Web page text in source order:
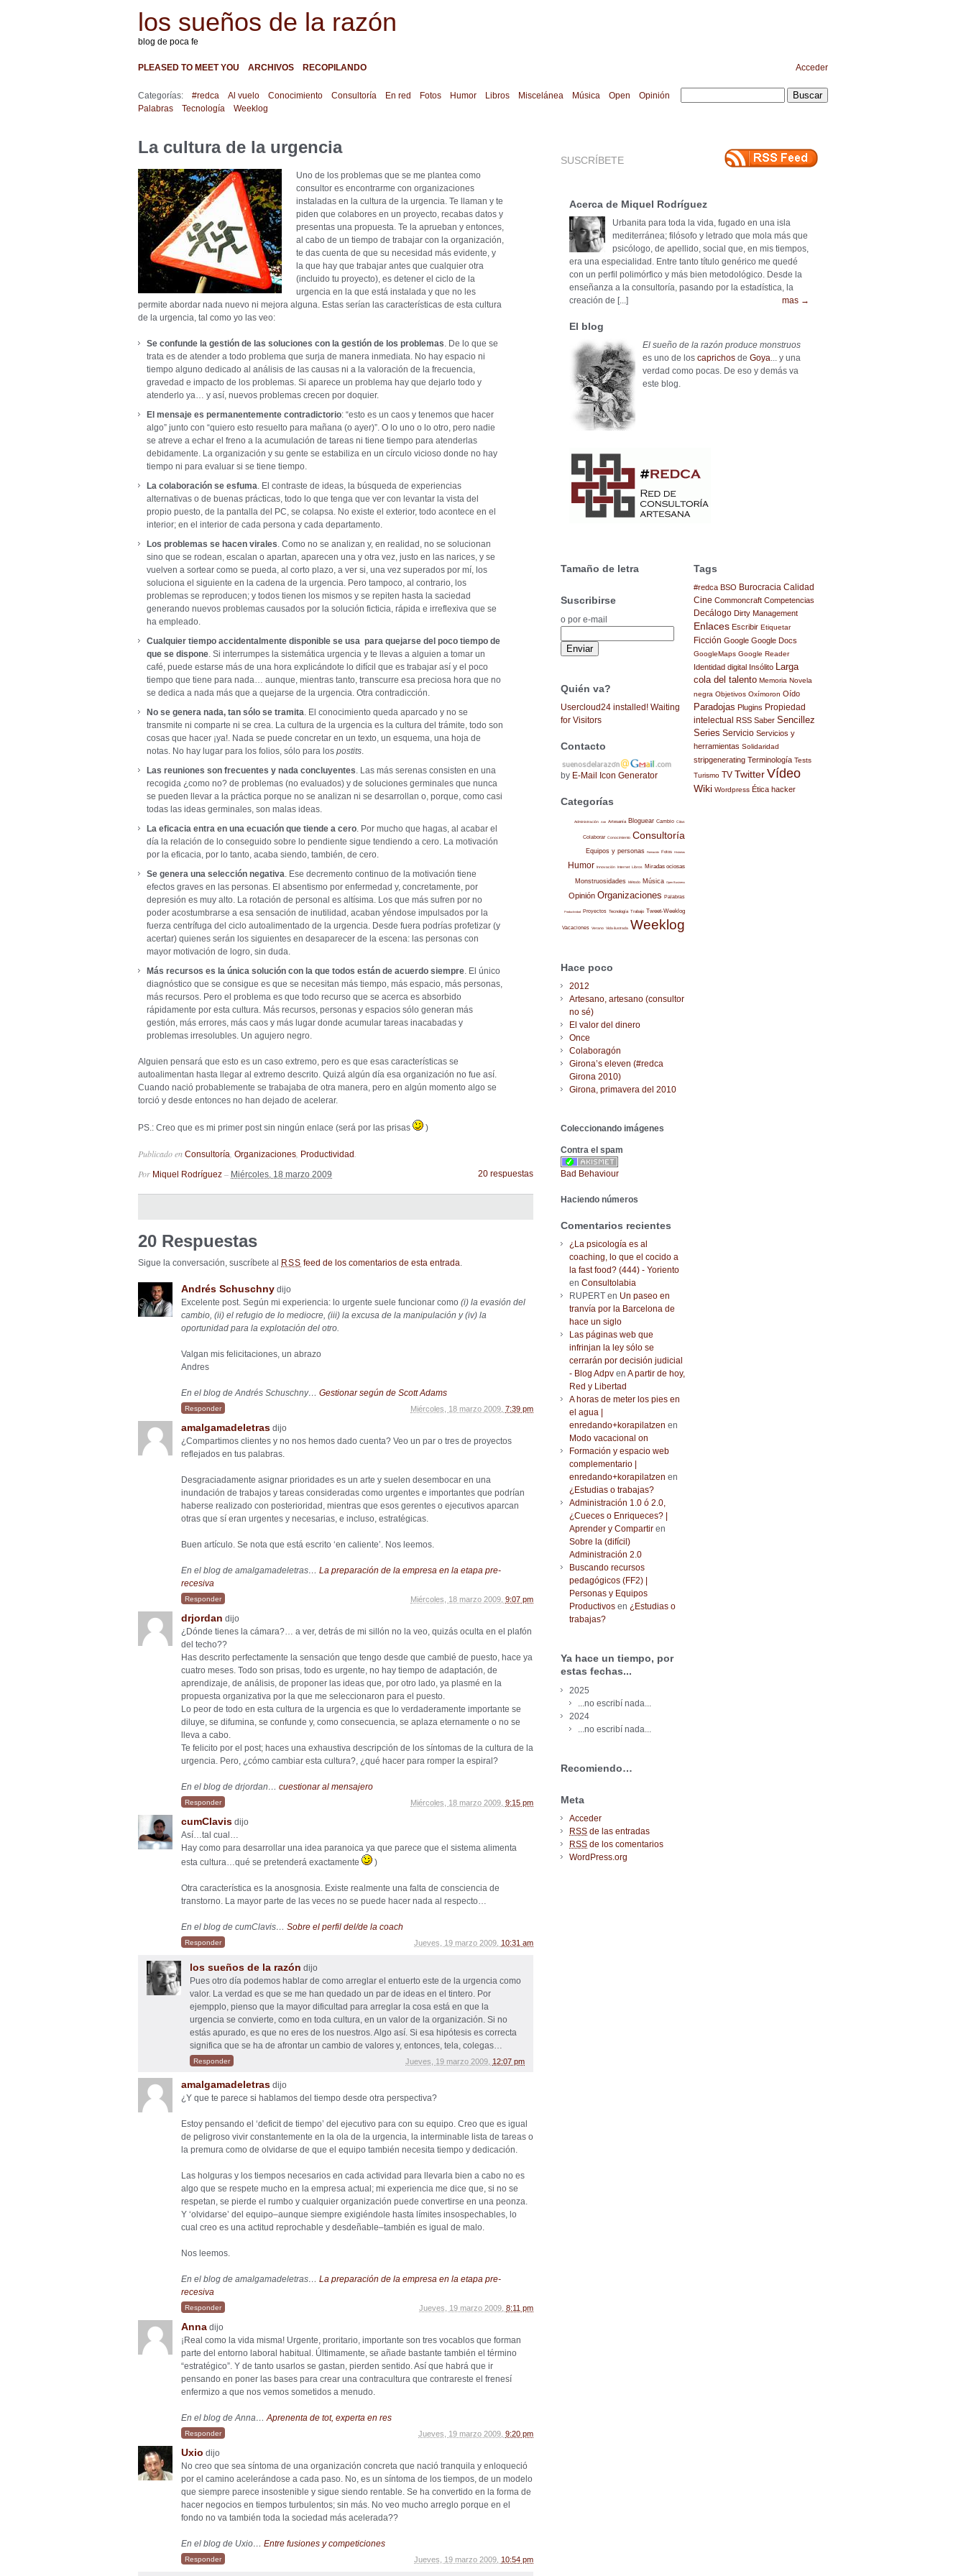
los sueños de la razón
blog de poca fe
PLEASED TO MEET YOU ARCHIVOS RECOPILANDO Acceder
Categorías: #redca Al vuelo Conocimiento Consultoría En red Fotos Humor Libros Miscelánea Música Open
Opinión
Palabras
Tecnología Weeklog
La cultura de la urgencia
Uno de los problemas que se me plantea como
consultor es encontrarme con organizaciones
instaladas en la cultura de la urgencia. Te llaman y te
piden que colabores en un proyecto, recabas datos y
presentas una propuesta. Te la aprueban y entonces,
al cabo de un tiempo de trabajar con la organización,
te das cuenta de que su necesidad más evidente, y
la que hay que trabajar antes que cualquier otra
(incluido tu proyecto), es detener el ciclo de la
urgencia en la que está instalada y que no les
permite abordar nada nuevo ni mejora alguna. Estas serían las características de esta cultura
de la urgencia, tal como yo las veo:
Se confunde la gestión de las soluciones con la gestión de los problemas. De lo que se
trata es de atender a todo problema que surja de manera inmediata. No hay espacio ni
tiempo alguno dedicado al análisis de las causas ni a la valoración de la frecuencia,
gravedad e impacto de los problemas. Si aparece un problema hay que dejarlo todo y
atenderlo ya… y así, nuevos problemas crecen por doquier.
El mensaje es permanentemente contradictorio: “esto es un caos y tenemos que hacer
algo” junto con “quiero esto resuelto para mañana (o ayer)”. O lo uno o lo otro, pero nadie
se atreve a echar el freno a la acumulación de tareas ni tiene tiempo para atenderlas
debidamente. La organización y su gente se estabiliza en un círculo vicioso donde no hay
tiempo ni para evaluar si se tiene tiempo.
La colaboración se esfuma. El contraste de ideas, la búsqueda de experiencias
alternativas o de buenas prácticas, todo lo que tenga que ver con levantar la vista del
propio puesto, de la pantalla del PC, se colapsa. No existe el exterior, todo acontece en el
interior; en el interior de cada persona y cada departamento.
Los problemas se hacen virales. Como no se analizan y, en realidad, no se solucionan
sino que se rodean, escalan o apartan, aparecen una y otra vez, justo en las narices, y se
vuelven a sortear como se pueda, al corto plazo, a ver si, una vez superados por mí, los
soluciona el siguiente en la cadena de la urgencia. Pero tampoco, al contrario, los
problemas se reproducen; y todos tienen los mismos y se repiten hasta la saciedad
generando nuevos problemas causados por la solución ficticia, rápida e irreflexiva que se
ha empleado.
Cualquier tiempo accidentalmente disponible se usa para quejarse del poco tiempo de
que se dispone. Si interrumpes la sistemática urgencia y te llevas a alguien a tomar un
café, puede estarse más de una hora explicándote lo difícil que es trabajar así y el poco
tiempo que tiene para nada… aunque, mientras tanto, transcurre esa preciosa hora que no
se dedica a nada más que a quejarse de la urgencia. Otra contradicción.
No se genera nada, tan sólo se tramita. El conocimiento queda aparcado y no se
transmite ni comparte ni se crea. La cultura de la urgencia es la cultura del trámite, todo son
cosas que hacer ¡ya!. Nada se puede concretar en un texto, un esquema, una hoja de
notas. No hay lugar para los folios, sólo para los postits.
Las reuniones son frecuentes y nada concluyentes. Las más serenas consisten en una
recogida ¿como no? de problemas (no evaluados) y de soluciones germinales que nunca
se pueden llevar a la práctica porque no se analizan ni se desarrollan o, porque, como casi
todas las ideas germinales, son malas ideas.
La eficacia entra en una ecuación que tiende a cero. Por mucho que hagas, al acabar el
día la relación de lo conseguido sobre lo pendiente sigue tendiendo a cero. La motivación
por la eficacia, por lo tanto, acaba siendo, también, de cero.
Se genera una selección negativa. Ese decremento continuo de la motivación tiene
efectos graves en las personas. El absentismo por enfermedad y, concretamente, por
depresión es muy alto. La rotación de personal es altísima. Los que más sufren por no
poder acostumbrarse a esa sensación de inutilidad, acaban yéndose impulsados por la
fuerza centrífuga del ciclo autoalimentado de la urgencia. Desde fuera podrías profetizar (y
acertar) quienes serán los siguientes en desaparecer de la escena: las personas con
mayor motivación de logro, sin duda.
Más recursos es la única solución con la que todos están de acuerdo siempre. El único
diagnóstico que se consigue es que se necesitan más tiempo, más espacio, más personas,
más recursos. Pero el problema es que todo recurso que se acerca es absorbido
rápidamente por esta cultura. Más recursos, personas y espacios sólo generan más
gestión, más errores, más caos y más lugar donde acumular tareas inacabadas y
problemas irresolubles. Un agujero negro.
Alguien pensará que esto es un caso extremo, pero es que esas características se
autoalimentan hasta llegar al extremo descrito. Quizá algún día esa organización no fue así.
Cuando nació probablemente se trabajaba de otra manera, pero en algún momento algo se
torció y desde entonces no han dejado de acelerar.
PS.: Creo que es mi primer post sin ningún enlace (será por las prisas )
Publicado en Consultoría Organizaciones Productividad
20 respuestas
Por Miquel Rodríguez – Miércoles, 18 marzo 2009
20 Respuestas
Sigue la conversación, suscríbete al RSS feed de los comentarios de esta entrada.
Andrés Schuschny dijo
Excelente post. Según mi experiencia: lo urgente suele funcionar como (i) la evasión del
cambio, (ii) el refugio de lo mediocre, (iii) la excusa de la manipulación y (iv) la
oportunidad para la explotación del otro.
Valgan mis felicitaciones, un abrazo
Andres
En el blog de Andrés Schuschny… Gestionar según de Scott Adams
Miércoles, 18 marzo 2009, 7:39 pm
Responder
amalgamadeletras dijo
¿Compartimos clientes y no nos hemos dado cuenta? Veo un par o tres de proyectos
reflejados en tus palabras.
Desgraciadamente asignar prioridades es un arte y suelen desembocar en una
inundación de trabajos y tareas consideradas como urgentes e importantes que podrían
haberse realizado con posterioridad, mientras que esos gerentes o ejecutivos aparcan
otras que sí eran urgentes y necesarias, e incluso, estratégicas.
Buen artículo. Se nota que está escrito ‘en caliente’. Nos leemos.
En el blog de amalgamadeletras… La preparación de la empresa en la etapa pre-
recesiva
Miércoles, 18 marzo 2009, 9:07 pm
Responder
drjordan dijo
¿Dónde tienes la cámara?… a ver, detrás de mi sillón no la veo, quizás oculta en el plafón
del techo??
Has descrito perfectamente la sensación que tengo desde que cambié de puesto, hace ya
cuatro meses. Todo son prisas, todo es urgente, no hay tiempo de adaptación, de
aprendizaje, de análisis, de proponer las ideas que, por otro lado, ya plasmé en la
propuesta organizativa por la que me seleccionaron para el puesto.
Lo peor de todo en esta cultura de la urgencia es que lo verdaderamente importante se
diluye, se difumina, se confunde y, como consecuencia, se aplaza eternamente o no se
lleva a cabo.
Te felicito por el post; haces una exhaustiva descripción de los síntomas de la cultura de la
urgencia. Pero, ¿cómo cambiar esta cultura?, ¿qué hacer para romper la espiral?
En el blog de drjordan… cuestionar al mensajero
Miércoles, 18 marzo 2009, 9:15 pm
Responder
cumClavis dijo
Así…tal cual…
Hay como para desarrollar una idea paranoica ya que parece que el sistema alimenta
esta cultura…qué se pretenderá exactamente
)
Otra característica es la anosgnosia. Existe realmente una falta de consciencia de
transtorno. La mayor parte de las veces no se puede hacer nada al respecto…
En el blog de cumClavis… Sobre el perfil del/de la coach
Jueves, 19 marzo 2009, 10:31 am
Responder
los sueños de la razón dijo
Pues otro día podemos hablar de como arreglar el entuerto este de la urgencia como
valor. La verdad es que se me han quedado un par de ideas en el tintero. Por
ejempplo, pienso que la mayor dificultad para arreglar la cosa está en que la
urgencia se convierte, como en toda cultura, en un valor de la organización. Si no
estás apurado, es que no eres de los nuestros. Algo así. Si esa hipótesis es correcta
significa que se ha de afrontar un cambio de valores y, entonces, tela, colegas…
Jueves, 19 marzo 2009, 12:07 pm
Responder
amalgamadeletras dijo
¿Y que te parece si hablamos del tiempo desde otra perspectiva?
Estoy pensando el ‘deficit de tiempo’ del ejecutivo para con su equipo. Creo que es igual
de peligroso vivir constantemente en la ola de la urgencia, la interminable lista de tareas o
la premura como de olvidarse de que el equipo también necesita tiempo y dedicación.
Las holguras y los tiempos necesarios en cada actividad para llevarla bien a cabo no es
algo que se respete mucho en la empresa actual; mi experiencia me dice que, si no se
respetan, se pierde el rumbo y cualquier organización puede convertirse en una peonza.
Y ‘olvidarse’ del equipo–aunque siempre exigiéndole hasta límites insospechables, lo
cual creo es una actitud reprochable y desdeñable–también es igual de malo.
Nos leemos.
En el blog de amalgamadeletras… La preparación de la empresa en la etapa pre-
recesiva
Jueves, 19 marzo 2009, 8:11 pm
Responder
Anna dijo
¡Real como la vida misma! Urgente, proritario, importante son tres vocablos que forman
parte del entorno laboral habitual. Últimamente, se añade bastante también el término
“estratégico”. Y de tanto usarlos se gastan, pierden sentido. Así que habrá que ir
pensando en poner las bases para crear una contracultura que contrareste el frenesí
enfermizo a que nos vemos sometidos a menudo.
En el blog de Anna…Aprenenta de tot, experta en res
Jueves, 19 marzo 2009, 9:20 pm
Responder
Uxio dijo
No creo que sea síntoma de una organización concreta que nació tranquila y enloqueció
por el camino acelerándose a cada paso. No, es un síntoma de los tiempos, de un modelo
que siempre parece insostenible y sigue siendo rentable. Se ha convertido en la forma de
hacer negocios en tiempos turbulentos; sin más. No veo mucho arreglo porque en el
fondo no va también toda la sociedad más acelerada??
En el blog de Uxio… Entre fusiones y competiciones
Jueves, 19 marzo 2009, 10:54 pm
Responder
SUSCRÍBETE
Acerca de Miquel Rodríguez
Urbanita para toda la vida, fugado en una isla
mediterránea; filósofo y letrado que mola más que
psicólogo, de apellido, social que, en mis tiempos,
era una especialidad. Entre tanto título genérico me quedé
con un perfil polimórfico y más bien metodológico. Desde la
enseñanza a la consultoría, pasando por la estadística, la
creación de [...]
mas →
El blog
El sueño de la razón produce monstruos
es uno de los caprichos de Goya... y una
verdad como pocas. De eso y demás va
este blog.
Tamaño de letra
Suscribirse
o por e-mail
Quién va?
Usercloud24 installed! Waiting
for Visitors
Contacto
by E-Mail Icon Generator
Categorías
Administración Arte Artesanía Bloguear Cambio Citas
Colaborar Conocimiento Consultoría
Equipos y personas Formación Fotos Historias
Humor Innovación Internet Libros Miradas ociosas
Monstruosidades Método Música Open Business
Opinión Organizaciones Palabras
Productividad Proyectos Tecnología Trabajo Tweet-Weeklog
Vacaciones Verano Vida ilustrada Weeklog
Hace poco
2012
Artesano, artesano (consultor
no sé)
El valor del dinero
Once
Colaboragón
Girona’s eleven (#redca
Girona 2010)
Girona, primavera del 2010
Coleccionando imágenes
Contra el spam
Bad Behaviour
Haciendo números
Comentarios recientes
¿La psicología es al
coaching, lo que el cocido a
la fast food? (444) - Yoriento
en Consultolabia
RUPERT en Un paseo en
tranvía por la Barcelona de
hace un siglo
Las páginas web que
infrinjan la ley sólo se
cerrarán por decisión judicial
- Blog Adpv en A partir de hoy,
Red y Libertad
A horas de meter los pies en
el agua |
enredando+korapilatzen en
Modo vacacional on
Formación y espacio web
complementario |
enredando+korapilatzen en
¿Estudias o trabajas?
Administración 1.0 ó 2.0,
¿Cueces o Enriqueces? |
Aprender y Compartir en
Sobre la (difícil)
Administración 2.0
Buscando recursos
pedagógicos (FF2) |
Personas y Equipos
Productivos en ¿Estudias o
trabajas?
Ya hace un tiempo, por
estas fechas...
2025
...no escribí nada...
2024
...no escribí nada...
Recomiendo…
Meta
Acceder
RSS de las entradas
RSS de los comentarios
WordPress.org
Tags
#redca BSO Burocracia Calidad
Cine Commoncraft Competencias
Decálogo Dirty Management
Enlaces Escribir Etiquetar
Ficción Google Google Docs
GoogleMaps Google Reader
Identidad digital Insólito Larga
cola del talento Memoria Novela
negra Objetivos Oxímoron Oído
Paradojas Plugins Propiedad
intelectual
RSS Saber Sencillez
Series Servicio Servicios y
herramientas Solidaridad
stripgenerating Terminología Tests
Turismo TV Twitter Vídeo
Wiki Wordpress Ética hacker